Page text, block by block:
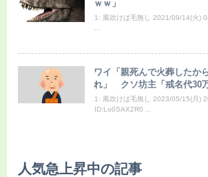
ｗｗ」
1: 風吹けば毛無し 2021/09/14(火)
ワイ「親死んで火葬したか
れ」 クソ坊主「戒名代30万
1: 風吹けば毛無し 2023/05/15(月)
ID:Lo0SAX2R0 ...
人気急上昇中の記事